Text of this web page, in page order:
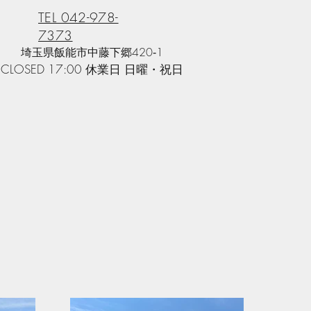
TEL 042-978-
7373
​埼玉県飯能市中藤下郷420‐1​
17:00 休業日 日曜・祝日